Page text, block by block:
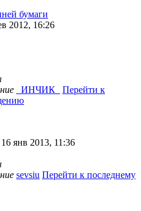
бумаги
2012, 16:26
_ИНЧИК_
Перейти к
16 янв 2013, 11:36
sevsiu Перейти к последнему